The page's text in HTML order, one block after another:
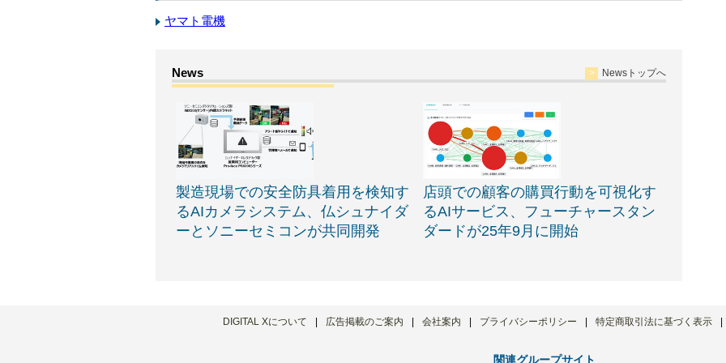
ヤマト電機
製造現場での安全防具着用を検知す
るAIカメラシステム、仏シュナイダ
ーとソニーセミコンが共同開発
店頭での顧客の購買行動を可視化す
るAIサービス、フューチャースタン
ダードが25年9月に開始
Newsトップへ
DIGITAL Xについて 広告掲載のご案内 会社案内 プライバシーポリシー 特定商取引法に基づく表示
関連グループサイト